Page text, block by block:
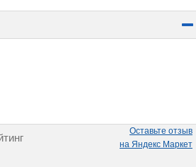
Оставьте отзыв
на Яндекс Маркет